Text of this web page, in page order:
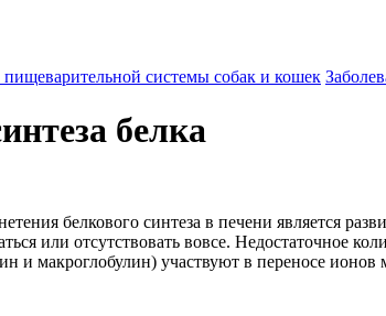
пищеварительной системы собак и кошек
белка
белкового синтеза в печени является
или отсутствовать вовсе. Недостаточное
и макроглобулин) участвуют в переносе